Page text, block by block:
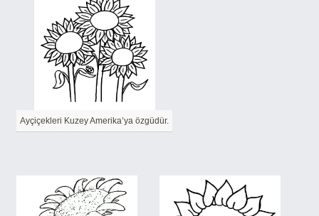
Ayçiçekleri Kuzey Amerika’ya özgüdür.